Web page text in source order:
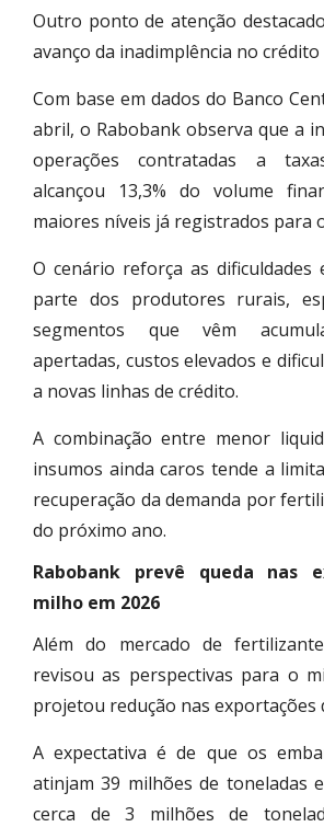
Outro ponto de atenção
avanço da inadimplência no
Com base em dados do Banco
abril, o Rabobank observa que a
operações contratadas a
alcançou 13,3% do volume
maiores níveis já registrados para
O cenário reforça as dificuldades
parte dos produtores rurais,
segmentos que vêm
apertadas, custos elevados e
a novas linhas de crédito.
A combinação entre menor
insumos ainda caros tende a
recuperação da demanda por
do próximo ano.
Rabobank prevê queda nas
milho em 2026
Além do mercado de
revisou as perspectivas para o
projetou redução nas exportações
A expectativa é de que os
atinjam 39 milhões de toneladas
cerca de 3 milhões de